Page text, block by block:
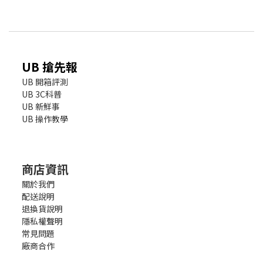
UB 搶先報
UB 開箱評測
UB 3C科普
UB 新鮮事
UB 操作教學
商店資訊
關於我們
配送說明
退換貨說明
隱私權聲明
常見問題
廠商合作